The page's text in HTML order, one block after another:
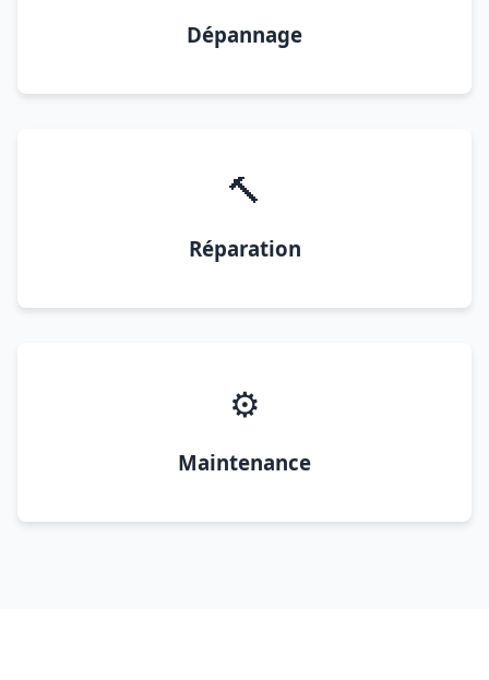
Dépannage
🔨
Réparation
⚙️
Maintenance